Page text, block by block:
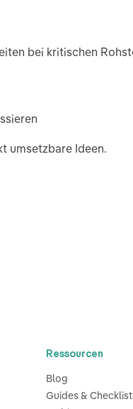
bei kritischen
umsetzbare Ideen.
Ressourcen
Blog
Guides &